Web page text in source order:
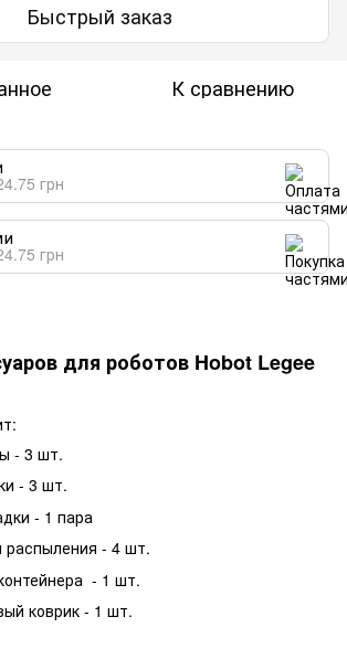
Быстрый заказ
К сравнению
грн
грн
для роботов Hobot Legee
- 3 шт.
- 3 шт.
- 1 пара
распыления - 4 шт.
- 1 шт.
коврик - 1 шт.